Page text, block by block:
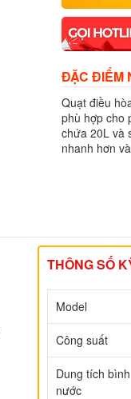
ĐẶC ĐIỂM
Quạt điều
phù hợp cho
chứa 20L và
nhanh hơn
THÔNG SỐ
Model
Công suất
Dung tích bình
nước